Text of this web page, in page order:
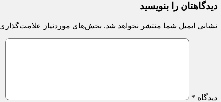
دیدگاهتان را بنویسید
نشانی ایمیل شما منتشر نخواهد شد. بخش‌های موردنیاز
دیدگاه *